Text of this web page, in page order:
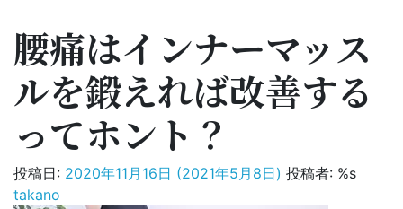
腰痛はインナーマッス
ルを鍛えれば改善する
ってホント？
投稿日: 2020年11月16日 (2021年5月8日) 投稿者: %s
takano